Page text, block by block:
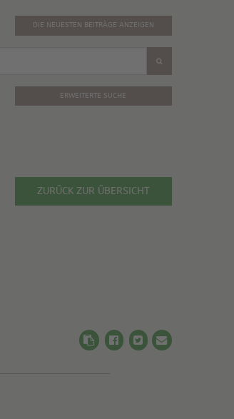
DIE NEUESTEN BEITRÄGE ANZEIGEN
ERWEITERTE SUCHE
ZURÜCK ZUR ÜBERSICHT